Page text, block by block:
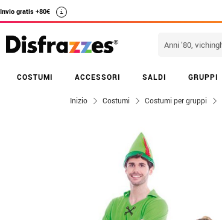
Invio gratis +80€ i
COSTUMI ACCESSORI SALDI GRUPPI
Inizio Costumi Costumi per gruppi